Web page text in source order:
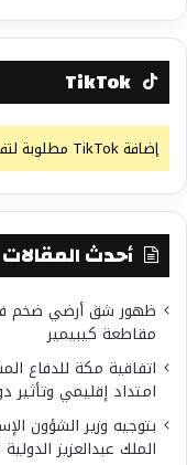
TikTok
إضافة TikTok مطلوبة لتفعيل هذه المنطقة.
أحدث المقالات
ظهور شق أرضي ضخم
مقاطعة كيبيمير
اتفاقية مكة للدفاع
امتداد إقليمي وتأثير
بتوجيه وزير الشؤون
الملك عبدالعزيز